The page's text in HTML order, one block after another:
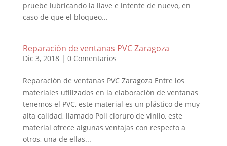
pruebe lubricando la llave e intente de nuevo, en
caso de que el bloqueo...
Reparación de ventanas PVC Zaragoza
Dic 3, 2018| 0 Comentarios
Reparación de ventanas PVC Zaragoza Entre los
materiales utilizados en la elaboración de ventanas
tenemos el PVC, este material es un plástico de muy
alta calidad, llamado Poli cloruro de vinilo, este
material ofrece algunas ventajas con respecto a
otros, una de ellas...